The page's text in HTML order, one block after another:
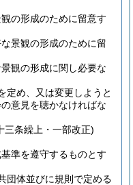
の形成のために留意す
景観の形成のために留
観の形成に関し必要な
定め、又は変更しようと
意見を聴かなければな
三条繰上・一部改正)
準を遵守するものとす
団体並びに規則で定める